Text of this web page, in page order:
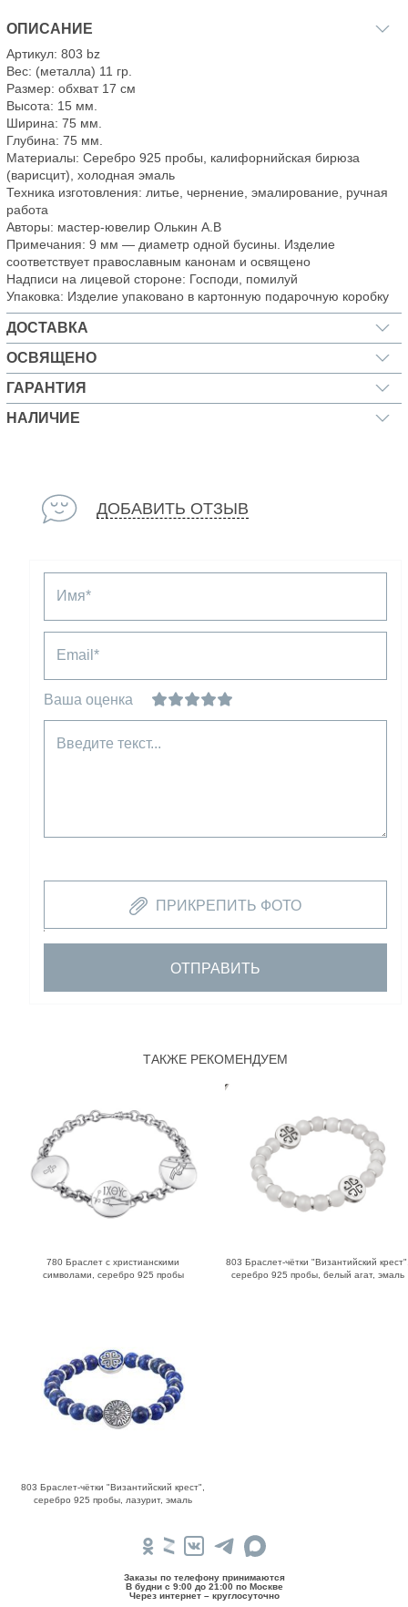
ОПИСАНИЕ
Артикул: 803 bz
Вес: (металла) 11 гр.
Размер: обхват 17 см
Высота: 15 мм.
Ширина: 75 мм.
Глубина: 75 мм.
Материалы: Серебро 925 пробы, калифорнийская бирюза
(варисцит), холодная эмаль
Техника изготовления: литье, чернение, эмалирование, ручная
работа
Авторы: мастер-ювелир Олькин А.В
Примечания: 9 мм — диаметр одной бусины. Изделие
соответствует православным канонам и освящено
Надписи на лицевой стороне: Господи, помилуй
Упаковка: Изделие упаковано в картонную подарочную коробку
ДОСТАВКА
ОСВЯЩЕНО
ГАРАНТИЯ
НАЛИЧИЕ
ДОБАВИТЬ ОТЗЫВ
Имя*
Email*
Ваша оценка
Введите текст...
ПРИКРЕПИТЬ ФОТО
ОТПРАВИТЬ
ТАКЖЕ РЕКОМЕНДУЕМ
780 Браслет с христианскими
символами, серебро 925 пробы
803 Браслет-чётки "Византийский
серебро 925 пробы, белый агат, эмаль
803 Браслет-чётки "Византийский крест",
серебро 925 пробы, лазурит, эмаль
Заказы по телефону принимаются
В будни c 9:00 до 21:00 по Москве
Через интернет – круглосуточно